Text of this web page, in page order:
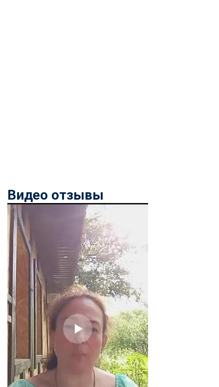
Видео отзывы
ChatApp
online
Мессенджеры
Свяжитесь с нами через любой удобный мессенджер!